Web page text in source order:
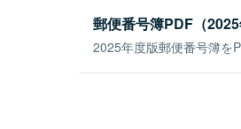
郵便番号簿PDF（2025
2025年度版郵便番号簿を